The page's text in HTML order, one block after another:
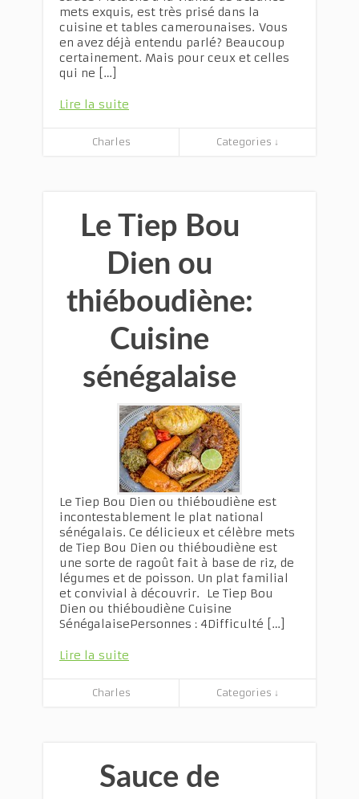
mets exquis, est très prisé dans la
cuisine et tables camerounaises. Vous
en avez déjà entendu parlé? Beaucoup
certainement. Mais pour ceux et celles
qui ne […]
Lire la suite
Charles Categories ↓
Le Tiep Bou
Dien ou
thiéboudiène:
Cuisine
sénégalaise
Le Tiep Bou Dien ou thiéboudiène est
incontestablement le plat national
sénégalais. Ce délicieux et célèbre mets
de Tiep Bou Dien ou thiéboudiène est
une sorte de ragoût fait à base de riz, de
légumes et de poisson. Un plat familial
et convivial à découvrir. Le Tiep Bou
Dien ou thiéboudiène Cuisine
SénégalaisePersonnes : 4Difficulté […]
Lire la suite
Charles Categories ↓
Sauce de